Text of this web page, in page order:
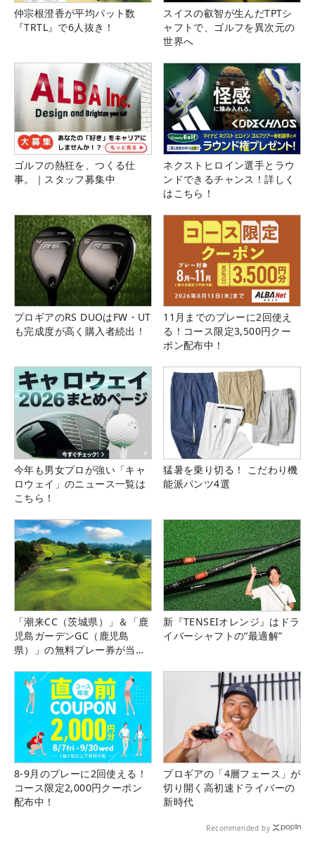
仲宗根澄香が平均パット数
『TRTL』で6人抜き！
スイスの叡智が生んだTPTシ
ャフトで、ゴルフを異次元の
世界へ
ゴルフの熱狂を、つくる仕
事。｜スタッフ募集中
ネクストヒロイン選手とラウ
ンドできるチャンス！詳しく
はこちら！
プロギアのRS DUOはFW・UT
も完成度が高く購入者続出！
11月までのプレーに2回使え
る！コース限定3,500円クー
ポン配布中！
今年も男女プロが強い「キャ
ロウェイ」のニュース一覧は
こちら！
猛暑を乗り切る！ こだわり機
能派パンツ4選
「潮来CC（茨城県）」＆「鹿
児島ガーデンGC（鹿児島
県）」の無料プレー券が当た
新『TENSEIオレンジ』はドラ
イバーシャフトの“最適解”
8-9月のプレーに2回使える！
コース限定2,000円クーポン
配布中！
プロギアの「4層フェース」が
切り開く高初速ドライバーの
新時代
Recommended by